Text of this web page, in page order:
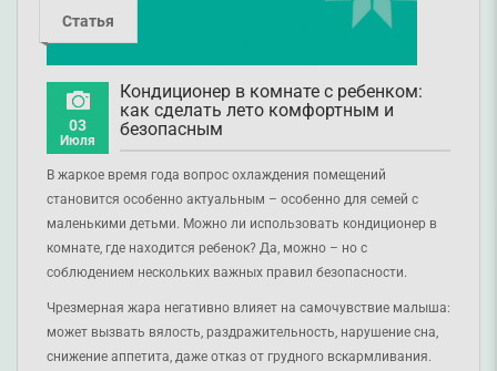
Статья
03
Июля
Кондиционер в комнате с ребенком:
как сделать лето комфортным и
безопасным
В жаркое время года вопрос охлаждения помещений
становится особенно актуальным – особенно для семей с
маленькими детьми. Можно ли использовать кондиционер в
комнате, где находится ребенок? Да, можно – но с
соблюдением нескольких важных правил безопасности.
Чрезмерная жара негативно влияет на самочувствие малыша:
может вызвать вялость, раздражительность, нарушение сна,
снижение аппетита, даже отказ от грудного вскармливания.